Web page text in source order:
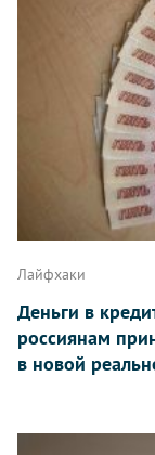
Лайфхаки
Деньги в
россиянам
в новой